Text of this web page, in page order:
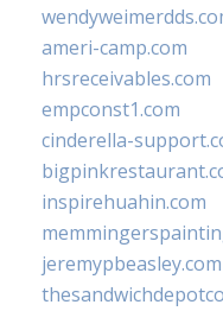
ameri-camp.com
hrsreceivables.com
empconst1.com
cinderella-
inspirehuahin.com
jeremypbeasley.com